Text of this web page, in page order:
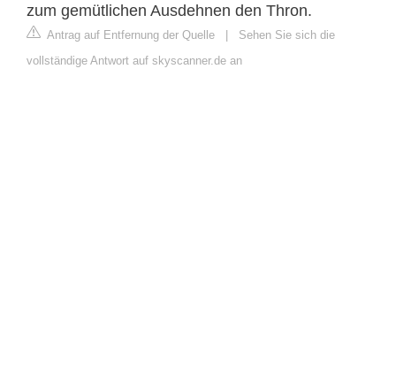
zum gemütlichen Ausdehnen den Thron.
Antrag auf Entfernung der Quelle | Sehen Sie sich die
vollständige Antwort auf skyscanner.de an